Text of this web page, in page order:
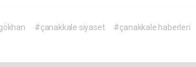
#çanakkale siyaset #çanakkale haberleri